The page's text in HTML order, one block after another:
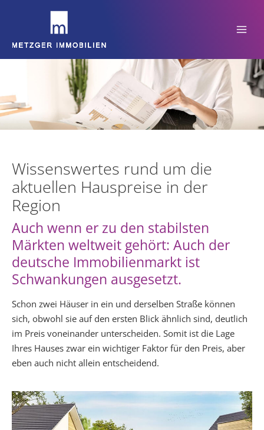
Wissenswertes rund um die
aktuellen Hauspreise in der
Region
Auch wenn er zu den stabilsten
Märkten weltweit gehört: Auch der
deutsche Immobilienmarkt ist
Schwankungen ausgesetzt.
Schon zwei Häuser in ein und derselben Straße können
sich, obwohl sie auf den ersten Blick ähnlich sind, deutlich
im Preis voneinander unterscheiden. Somit ist die Lage
Ihres Hauses zwar ein wichtiger Faktor für den Preis, aber
eben auch nicht allein entscheidend.